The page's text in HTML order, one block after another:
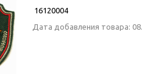
16120004
Дата добавления товара: